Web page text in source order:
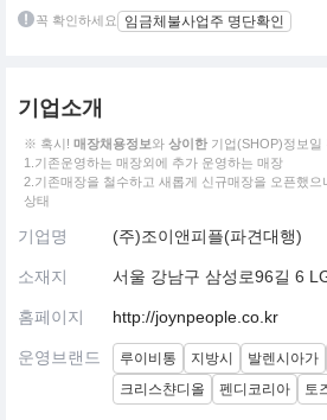
꼭 확인하세요 임금체불사업주 명단확인
기업소개
※ 혹시! 매장채용정보와 상이한 기업(SHOP)정보일
1.기존운영하는 매장외에 추가 운영하는 매장
2.기존매장을 철수하고 새롭게 신규매장을 오픈했
상태
기업명 (주)조이앤피플(파견대행)
소재지 서울 강남구 삼성로96길 6
홈페이지 http://joynpeople.co.kr
운영브랜드 루이비통 지방시 발렌시아가
크리스챤디올
펜디코리아 토